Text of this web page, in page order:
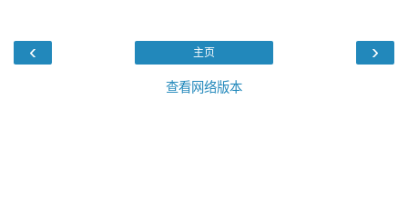
‹ ›
主页
查看网络版本